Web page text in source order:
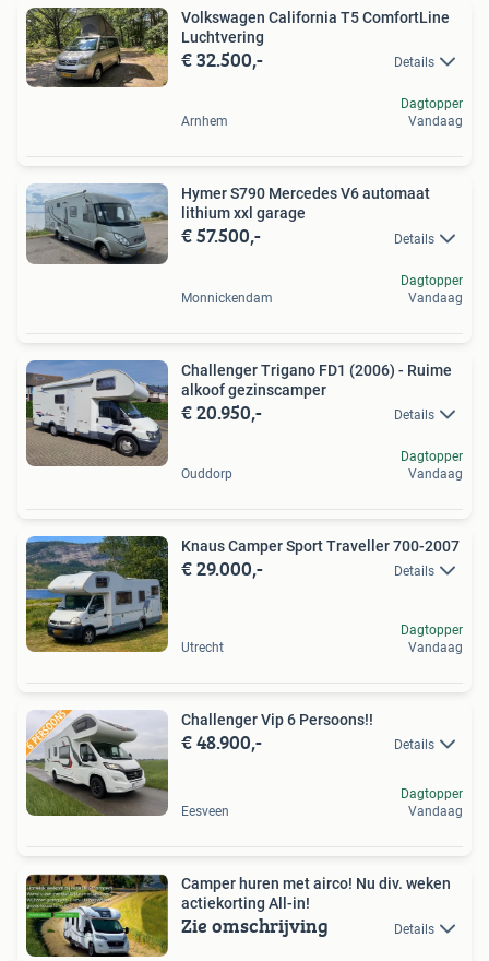
Volkswagen California T5 ComfortLine
Luchtvering
€ 32.500,- Details
Arnhem
Dagtopper
Vandaag
Hymer S790 Mercedes V6 automaat
lithium xxl garage
€ 57.500,- Details
Monnickendam
Dagtopper
Vandaag
Challenger Trigano FD1 (2006) - Ruime
alkoof gezinscamper
€ 20.950,- Details
Ouddorp
Dagtopper
Vandaag
Knaus Camper Sport Traveller 700-2007
€ 29.000,- Details
Utrecht
Dagtopper
Vandaag
Challenger Vip 6 Persoons!!
€ 48.900,- Details
Eesveen
Dagtopper
Vandaag
Camper huren met airco! Nu div. weken
actiekorting All-in!
Zie omschrijving Details